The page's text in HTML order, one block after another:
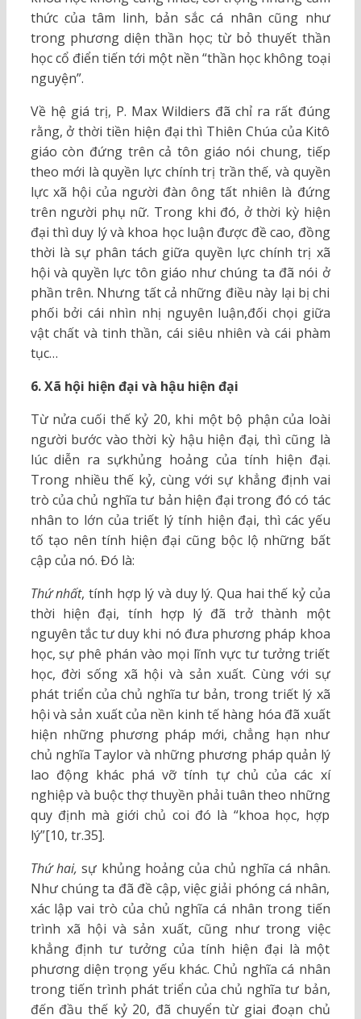
thức của tâm linh, bản sắc cá nhân cũng như
trong phương diện thần học; từ bỏ thuyết thần
học cổ điển tiến tới một nền “thần học không toại
nguyện”.
Về hệ giá trị, P. Max Wildiers đã chỉ ra rất đúng
rằng, ở thời tiền hiện đại thì Thiên Chúa của Kitô
giáo còn đứng trên cả tôn giáo nói chung, tiếp
theo mới là quyền lực chính trị trần thế, và quyền
lực xã hội của người đàn ông tất nhiên là đứng
trên người phụ nữ. Trong khi đó, ở thời kỳ hiện
đại thì duy lý và khoa học luận được đề cao, đồng
thời là sự phân tách giữa quyền lực chính trị xã
hội và quyền lực tôn giáo như chúng ta đã nói ở
phần trên. Nhưng tất cả những điều này lại bị chi
phối bởi cái nhìn nhị nguyên luận,đối chọi giữa
vật chất và tinh thần, cái siêu nhiên và cái phàm
tục…
6. Xã hội hiện đại và hậu hiện đại
Từ nửa cuối thế kỷ 20, khi một bộ phận của loài
người bước vào thời kỳ hậu hiện đại, thì cũng là
lúc diễn ra sựkhủng hoảng của tính hiện đại.
Trong nhiều thế kỷ, cùng với sự khẳng định vai
trò của chủ nghĩa tư bản hiện đại trong đó có tác
nhân to lớn của triết lý tính hiện đại, thì các yếu
tố tạo nên tính hiện đại cũng bộc lộ những bất
cập của nó. Đó là:
Thứ nhất, tính hợp lý và duy lý. Qua hai thế kỷ của
thời hiện đại, tính hợp lý đã trở thành một
nguyên tắc tư duy khi nó đưa phương pháp khoa
học, sự phê phán vào mọi lĩnh vực tư tưởng triết
học, đời sống xã hội và sản xuất. Cùng với sự
phát triển của chủ nghĩa tư bản, trong triết lý xã
hội và sản xuất của nền kinh tế hàng hóa đã xuất
hiện những phương pháp mới, chẳng hạn như
chủ nghĩa Taylor và những phương pháp quản lý
lao động khác phá vỡ tính tự chủ của các xí
nghiệp và buộc thợ thuyền phải tuân theo những
quy định mà giới chủ coi đó là “khoa học, hợp
lý”[10, tr.35].
Thứ hai, sự khủng hoảng của chủ nghĩa cá nhân.
Như chúng ta đã đề cập, việc giải phóng cá nhân,
xác lập vai trò của chủ nghĩa cá nhân trong tiến
trình xã hội và sản xuất, cũng như trong việc
khẳng định tư tưởng của tính hiện đại là một
phương diện trọng yếu khác. Chủ nghĩa cá nhân
trong tiến trình phát triển của chủ nghĩa tư bản,
đến đầu thế kỷ 20, đã chuyển từ giai đoạn chủ